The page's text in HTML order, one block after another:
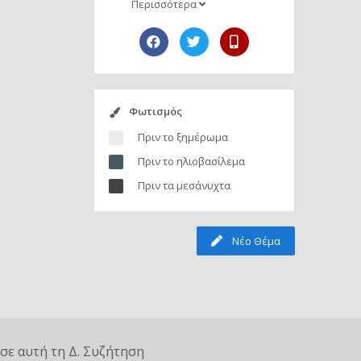
Περισσότερα
Φωτισμός
Πριν το ξημέρωμα
Πριν το ηλιοβασίλεμα
Πριν τα μεσάνυχτα
Νέο Θέμα
αυτή τη Δ. Συζήτηση